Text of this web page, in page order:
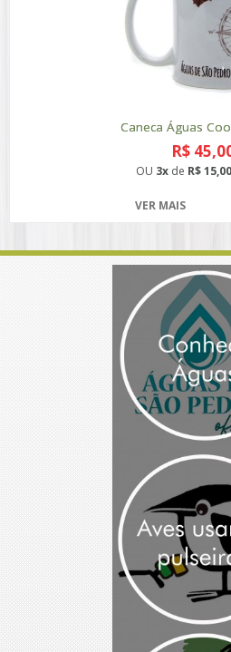
Caneca Águas
R$
OU 3x de R$ 15,00
VER MAIS